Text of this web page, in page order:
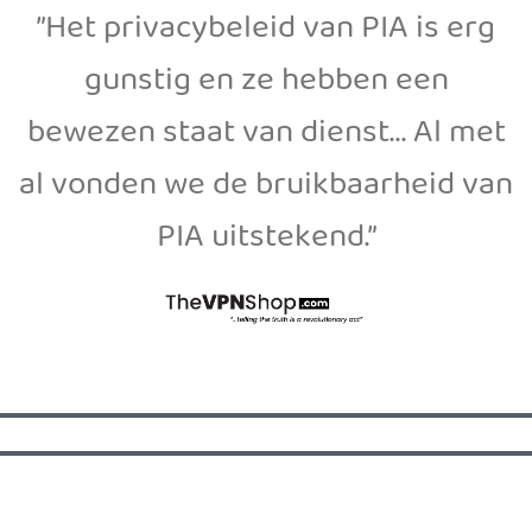
”Het privacybeleid van PIA is erg
gunstig en ze hebben een
bewezen staat van dienst... Al met
al vonden we de bruikbaarheid van
PIA uitstekend.”